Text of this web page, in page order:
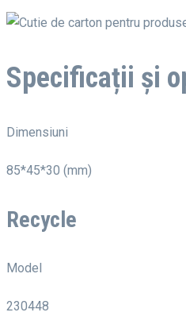
Specificații și
Dimensiuni
85*45*30 (mm)
Recycle
Model
230448